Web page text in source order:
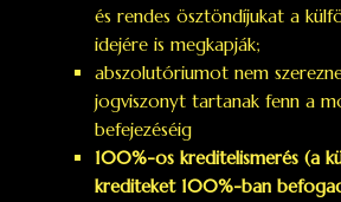
és rendes ösztöndíjukat a
idejére is megkapják;
abszolutóriumot nem
jogviszonyt tartanak fenn a
befejezéséig
100%-os kreditelismerés (a
krediteket 100%-ban